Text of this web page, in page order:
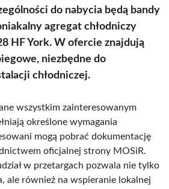
do nabycia będą bandy
agregat chłodniczy
HF York. W ofercie znajdują
niezbędne do
chłodniczej.
wszystkim zainteresowanym
określone wymagania
mogą pobrać dokumentację
oficjalnej strony MOSiR.
w przetargach pozwala nie tylko
ale również na wspieranie lokalnej